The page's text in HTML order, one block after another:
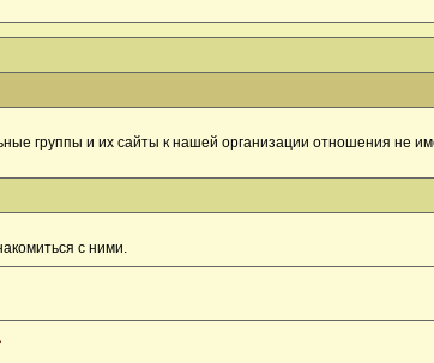
группы и их сайты к нашей организации отношения не
с ними.